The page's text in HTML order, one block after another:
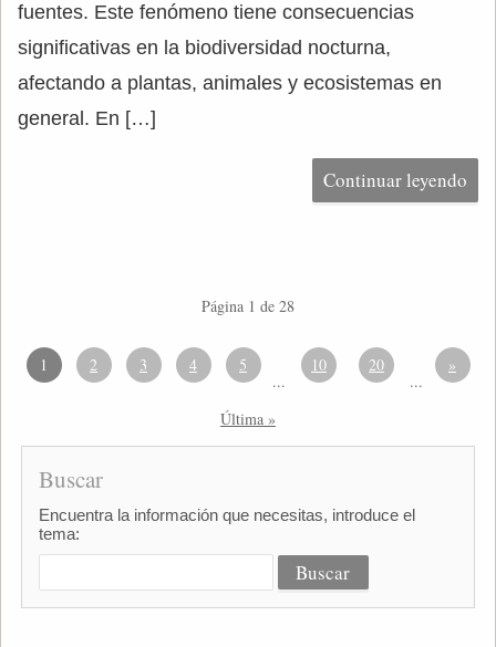
fuentes. Este fenómeno tiene consecuencias
significativas en la biodiversidad nocturna,
afectando a plantas, animales y ecosistemas en
general. En […]
Continuar leyendo
Página 1 de 28
1 2 3 4 5
...
10 20
...
»
Última »
Buscar
Encuentra la información que necesitas, introduce el
tema: